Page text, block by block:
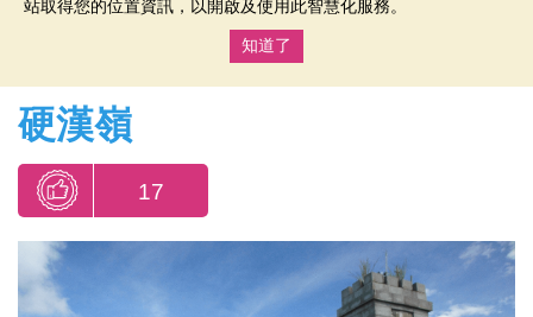
站取得您的位置資訊，以開啟及使用此智慧化服務。
知道了
硬漢嶺
17